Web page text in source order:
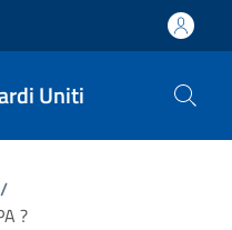
Uniti
/
?